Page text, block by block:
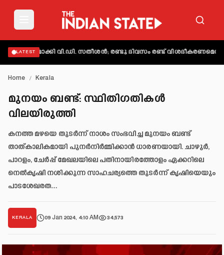
LATEST
വ്യക്തമാക്കി വി.ഡി. സതീശൻ; രണ്ടു ദിവസം രണ്ട് വിശദീകരണമെന്ന്
Home / Kerala
മുനയം ബണ്ട്: സ്ഥിതിഗതികൾ
വിലയിരുത്തി
കനത്ത മഴയെ തുടർന്ന് നാശം സംഭവിച്ച മുനയം ബണ്ട്
താത്കാലികമായി പുനർനിർമ്മിക്കാൻ ധാരണയായി. ചാഴുർ,
പാറളം, ചേർപ്പ് മേഖലയിലെ പതിനായിരത്തോളം ഏക്കറിലെ
നെൽകൃഷി നശിക്കുന്ന സാഹചര്യത്തെ തുടർന്ന് കൃഷിയെയും
പാടശേഖരത…
KERALA 09 Jan 2024, 4:10 AM 34,573